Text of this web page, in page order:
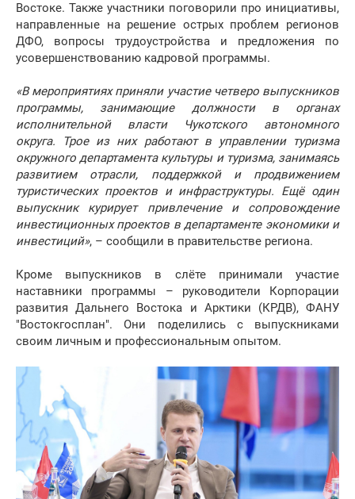
Востоке. Также участники поговорили про инициативы,
направленные на решение острых проблем регионов
ДФО, вопросы трудоустройства и предложения по
усовершенствованию кадровой программы.
«В мероприятиях приняли участие четверо выпускников
программы, занимающие должности в органах
исполнительной власти Чукотского автономного
округа. Трое из них работают в управлении туризма
окружного департамента культуры и туризма, занимаясь
развитием отрасли, поддержкой и продвижением
туристических проектов и инфраструктуры. Ещё один
выпускник курирует привлечение и сопровождение
инвестиционных проектов в департаменте экономики и
инвестиций», – сообщили в правительстве региона.
Кроме выпускников в слёте принимали участие
наставники программы – руководители Корпорации
развития Дальнего Востока и Арктики (КРДВ), ФАНУ
"Востокгосплан". Они поделились с выпускниками
своим личным и профессиональным опытом.